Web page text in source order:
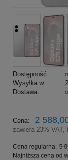
Dostępność:
Wysyłka w:
Dostawa:
Cena nie
Cena: 2
zawiera 23% VAT,
Cena regularna: 5
Najniższa cena od